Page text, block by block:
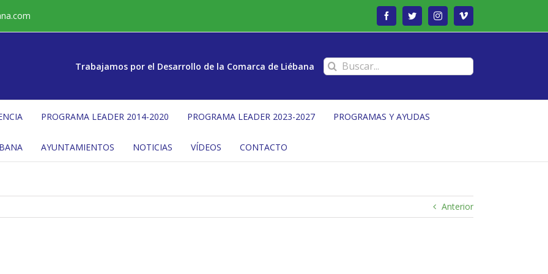
FacebookTwitterInstagramVimeo
Trabajamos por el Desarrollo de la Comarca de Liébana Buscar:
PROGRAMA LEADER 2014-2020 PROGRAMA LEADER 2023-2027 PROGRAMAS Y AYUDAS
AYUNTAMIENTOS NOTICIAS VÍDEOS CONTACTO
Anterior